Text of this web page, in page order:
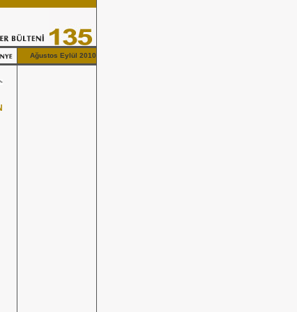
Ağustos Eylül 2010